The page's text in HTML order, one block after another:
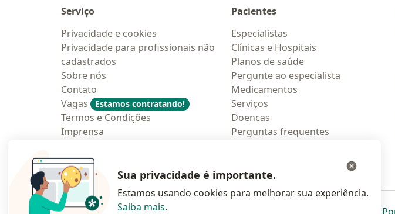
Serviço
Privacidade e cookies
Privacidade para profissionais não
cadastrados
Sobre nós
Contato
Vagas
Estamos contratando!
Termos e Condições
Imprensa
Pacientes
Especialistas
Clínicas e Hospitais
Planos de saúde
Pergunte ao especialista
Medicamentos
Serviços
Doencas
Perguntas frequentes
abre num novoabre num
Sua privacidade é importante.
Estamos usando cookies para melhorar sua experiência.
Saiba mais.